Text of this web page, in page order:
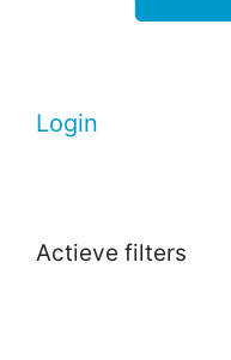
Login
Actieve filters